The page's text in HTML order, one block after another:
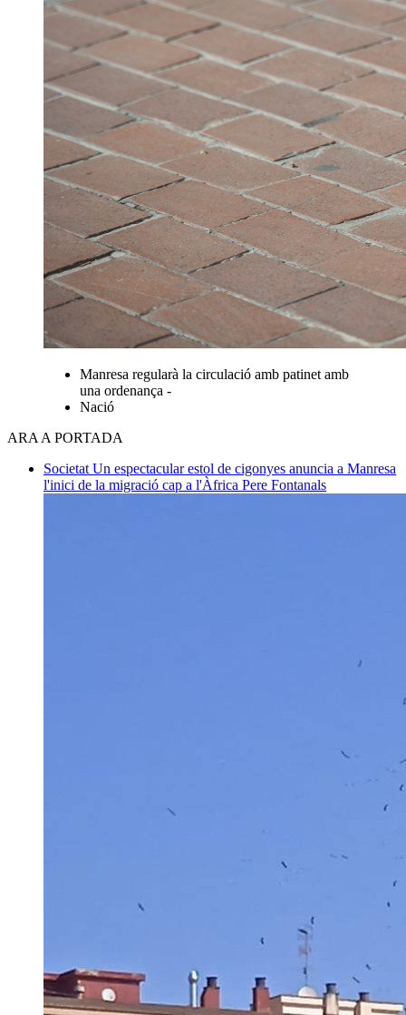
Manresa regularà la circulació amb patinet amb
una ordenança -
Nació
ARA A PORTADA
Societat Un espectacular estol de cigonyes anuncia a Manresa
l'inici de la migració cap a l'Àfrica Pere Fontanals